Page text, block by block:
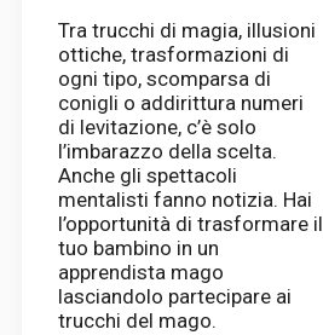
Tra trucchi di magia, illusioni
ottiche, trasformazioni di
ogni tipo, scomparsa di
conigli o addirittura numeri
di levitazione, c’è solo
l’imbarazzo della scelta.
Anche gli spettacoli
mentalisti fanno notizia. Hai
l’opportunità di trasformare il
tuo bambino in un
apprendista mago
lasciandolo partecipare ai
trucchi del mago.